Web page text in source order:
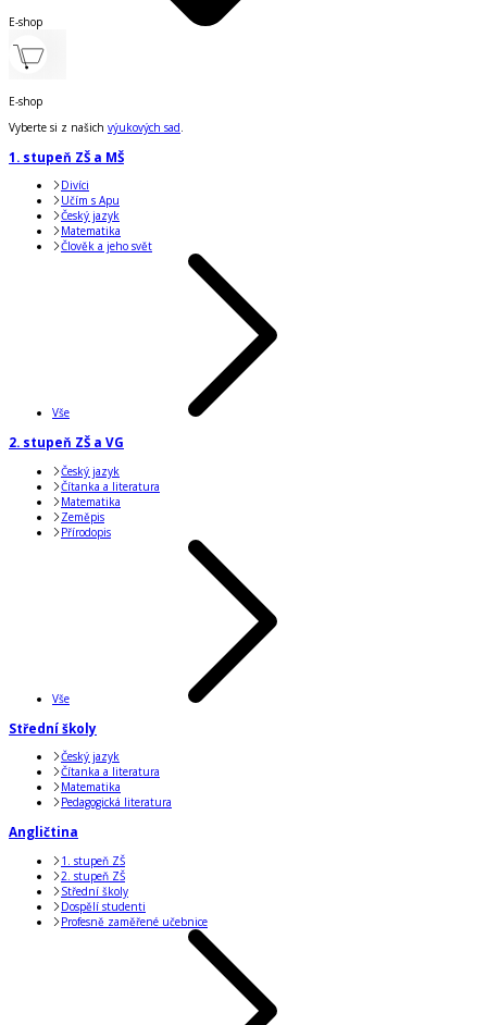
E-shop
E-shop
Vyberte si z našich výukových sad.
1. stupeň ZŠ a MŠ
Divíci
Učím s Apu
Český jazyk
Matematika
Člověk a jeho svět
Vše
2. stupeň ZŠ a VG
Český jazyk
Čítanka a literatura
Matematika
Zeměpis
Přírodopis
Vše
Střední školy
Český jazyk
Čítanka a literatura
Matematika
Pedagogická literatura
Angličtina
1. stupeň ZŠ
2. stupeň ZŠ
Střední školy
Dospělí studenti
Profesně zaměřené učebnice